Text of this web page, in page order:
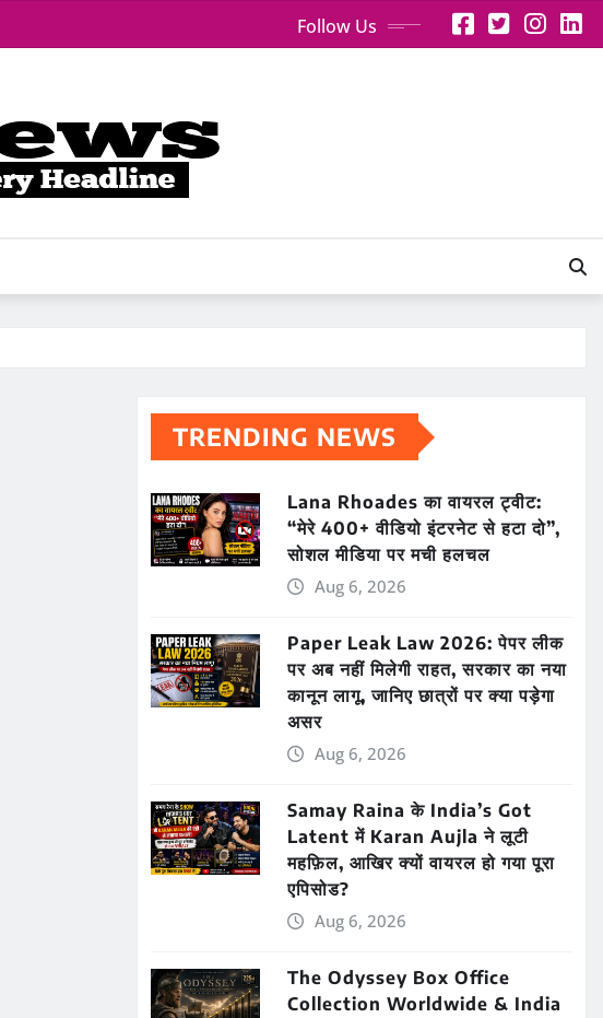
Follow Us
TRENDING NEWS
Lana Rhoades का वायरल ट्वीट:
“मेरे 400+ वीडियो इंटरनेट से हटा दो”,
सोशल मीडिया पर मची हलचल
Aug 6, 2026
Paper Leak Law 2026: पेपर लीक
पर अब नहीं मिलेगी राहत, सरकार का नया
कानून लागू, जानिए छात्रों पर क्या पड़ेगा
असर
Aug 6, 2026
Samay Raina के India’s Got
Latent में Karan Aujla ने लूटी
महफ़िल, आखिर क्यों वायरल हो गया पूरा
एपिसोड?
Aug 6, 2026
The Odyssey Box Office
Collection Worldwide & India